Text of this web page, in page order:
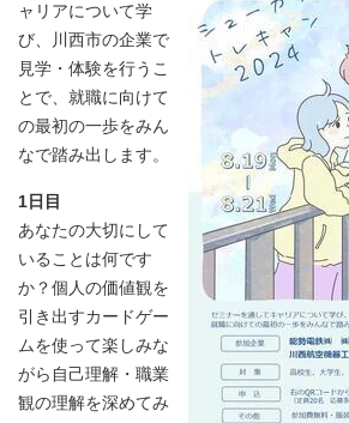
ャリアについて学
び、川西市の企業で
見学・体験を行うこ
とで、就職に向けて
の最初の一歩をみん
なで踏み出します。
1日目
あなたの大切にして
いることは何です
か？個人の価値観を
引き出すカードゲー
ムを使って楽しみな
がら自己理解・職業
観の理解を深めてみ